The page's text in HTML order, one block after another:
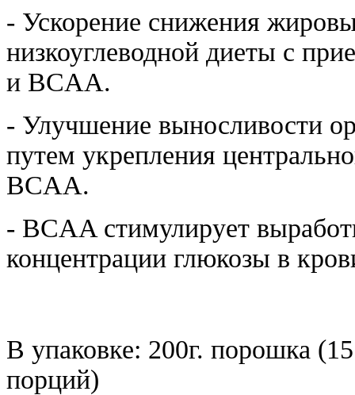
- Ускорение снижения
низкоуглеводной диеты с
и BCAA.
- Улучшение выносливости
путем укрепления
BCAA.
- BCAA стимулирует
концентрации глюкозы в
В упаковке: 200г. порошка
порций)